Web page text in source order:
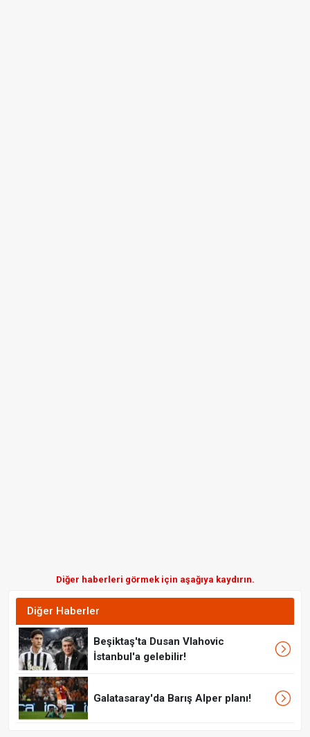
Diğer haberleri görmek için aşağıya kaydırın.
Diğer Haberler
Beşiktaş'ta Dusan Vlahovic
İstanbul'a gelebilir!
Galatasaray'da Barış Alper planı!